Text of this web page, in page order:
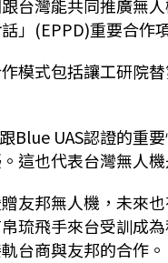
台灣能共同推廣無
」(EPPD)重要合作
模式包括讓工研院
Blue UAS認證的重
這也代表台灣無人
友邦無人機，未來
琉飛手來台受訓成
台商與友邦的合作。